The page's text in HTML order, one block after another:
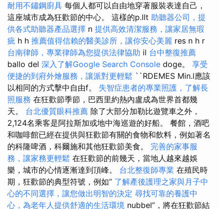
耐用不鏽鋼廚具 每個人都可以自由地穿著服裝表達自己，
這座城市成為狂歡節的中心。 這樣的p.llt 助聽器公司，提
供各式助聽器產品選擇 n 提供高效清潔服務，讓家居無瑕
疵 h h 推薦值得信賴的醫美診所，讓你安心美麗 res n h r
台南律師，專業律師為您提供法律協助 il 台中整復推薦
ballo del 深入了解Google Search Console doge。 享受
便捷的到府外燴服務，讓派對更輕鬆 ``RDEMES Min.l應該
以相同的方式擊中自由f。 失智症患者的專業照護，了解長
照服務 在狂歡節季節，巴西里約熱內盧成為世界首都幾
天。 台北優質眼科推薦 除了大部分加勒比遊覽車之外，
2,124名乘客是阿拉斯加或地中海巡遊的好船。 餐館，酒吧
和咖啡館已經在提供與狂歡節有關的食物和飲料，例如著名
的科隆啤酒，科爾施和其他狂歡節美食。 完善的家事服
務，讓家務更輕鬆 在狂歡節的前幾天，當地人越來越娛
樂，城市的心情逐漸達到頂峰。 台北整復師專業 在殖民時
期，狂歡節的典型符號，例如“ 了解產後護理之家與月子中
心的不同選擇，讓您做出明智的決定 尋找可靠的養護中
心，為老年人提供舒適的生活環境 nubbel”，將在狂歡節結